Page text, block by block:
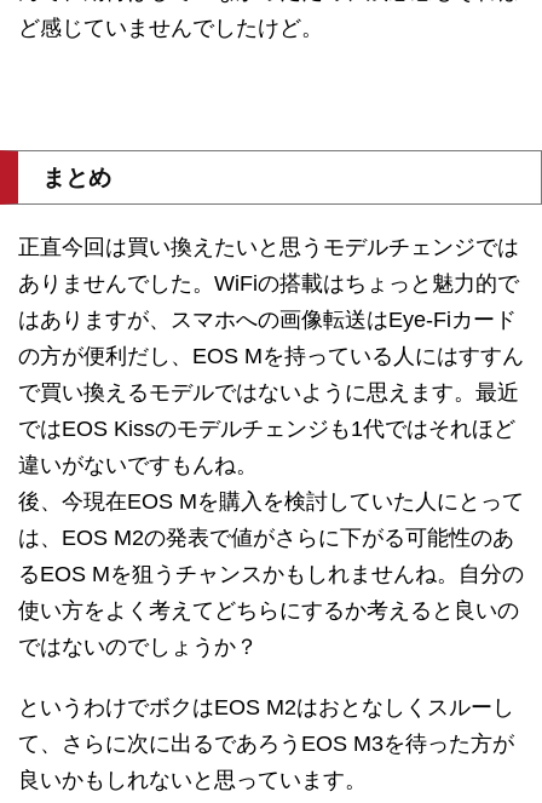
ど感じていませんでしたけど。
まとめ
正直今回は買い換えたいと思うモデルチェンジでは
ありませんでした。WiFiの搭載はちょっと魅力的で
はありますが、スマホへの画像転送はEye-Fiカード
の方が便利だし、EOS Mを持っている人にはすすん
で買い換えるモデルではないように思えます。最近
ではEOS Kissのモデルチェンジも1代ではそれほど
違いがないですもんね。
後、今現在EOS Mを購入を検討していた人にとって
は、EOS M2の発表で値がさらに下がる可能性のあ
るEOS Mを狙うチャンスかもしれませんね。自分の
使い方をよく考えてどちらにするか考えると良いの
ではないのでしょうか？
というわけでボクはEOS M2はおとなしくスルーし
て、さらに次に出るであろうEOS M3を待った方が
良いかもしれないと思っています。